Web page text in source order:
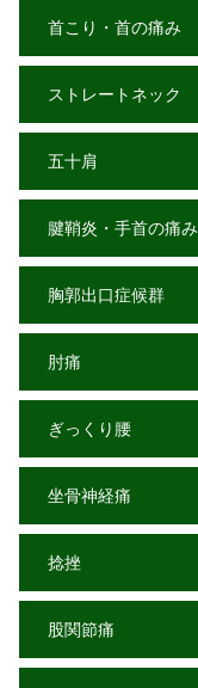
首こり・首の痛み
ストレートネック
五十肩
腱鞘炎・手首の痛み
胸郭出口症候群
肘痛
ぎっくり腰
坐骨神経痛
捻挫
股関節痛